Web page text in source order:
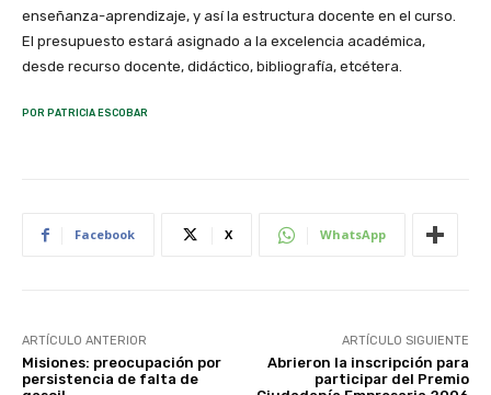
enseñanza-aprendizaje, y así la estructura docente en el curso.
El presupuesto estará asignado a la excelencia académica,
desde recurso docente, didáctico, bibliografía, etcétera.
POR PATRICIA ESCOBAR
Facebook X WhatsApp
ARTÍCULO ANTERIOR
Misiones: preocupación por
persistencia de falta de
ARTÍCULO SIGUIENTE
Abrieron la inscripción para
participar del Premio